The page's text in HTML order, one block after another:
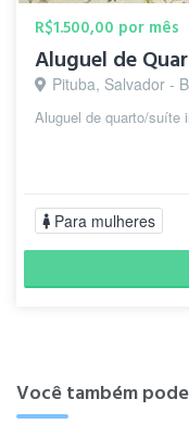
R$1.500,00 por mês
Pituba, Salvador -
Aluguel de quarto/suíte
Para mulheres
Você também